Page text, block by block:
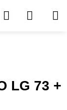
LG 73 +